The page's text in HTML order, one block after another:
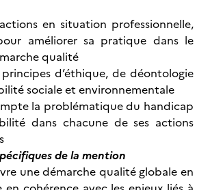
en situation professionnelle,
améliorer sa pratique dans le
qualité
d’éthique, de déontologie
sociale et environnementale
la problématique du handicap
dans chacune de ses actions
de la mention
une démarche qualité globale en